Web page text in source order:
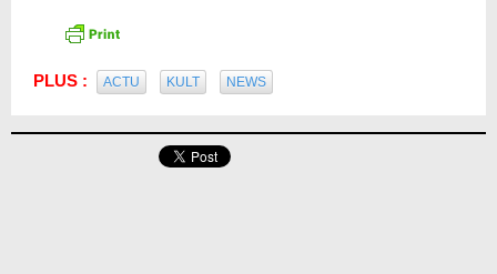
PLUS : ACTU KULT NEWS